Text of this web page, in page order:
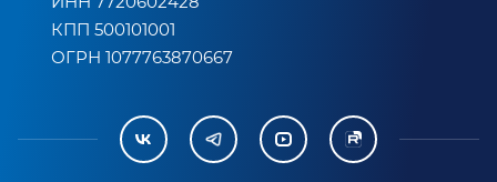
КПП 500101001
ОГРН 1077763870667